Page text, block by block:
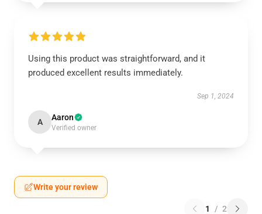
Using this product was straightforward, and it
produced excellent results immediately.
Sep 1, 2024
A Aaron
Verified owner
Write your review
1 / 2